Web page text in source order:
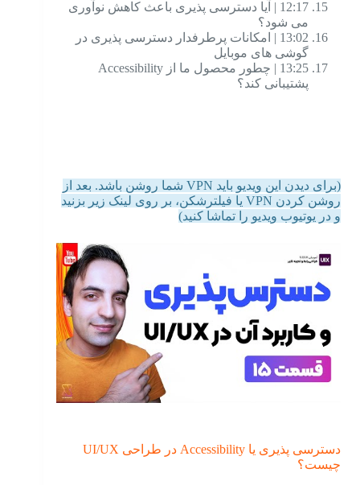
12:17 | آیا دسترسی پذیری باعث کاهش نوآوری
می شود؟
13:02 | امکانات پرطرفدار دسترسی پذیری در
گوشی های موبایل
13:25 | چطور محصول ما از Accessibility
پشتیبانی کند؟
(برای دیدن این ویدیو باید VPN شما روشن باشد. بعد از
روشن کردن VPN یا فیلترشکن، بر روی لینک زیر بزنید
و در یوتیوب ویدیو را تماشا کنید)
دسترسی پذیری یا Accessibility در طراحی UI/UX
چیست؟